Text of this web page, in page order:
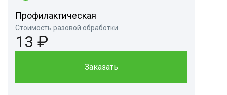
Профилактическая
Стоимость разовой обработки
13 ₽
Заказать